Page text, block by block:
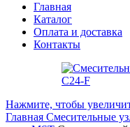
Главная
Каталог
Оплата и доставка
Контакты
Нажмите, чтобы
Главная Смесительные